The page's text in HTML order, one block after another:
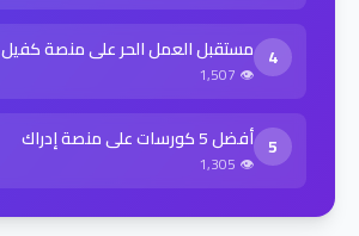
4 مستقبل العمل الحر على منصة كفيل
👁 1,507
5 أفضل 5 كورسات على منصة إدراك
👁 1,305